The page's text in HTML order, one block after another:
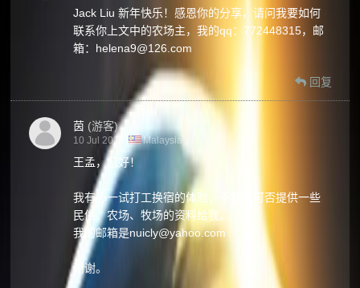
Jack Liu 新年快乐！感恩你的分享，请问我要如何
联系你上文中的农场主，我的qq：772448315，邮
箱：helena9@126.com
回复
茵 (游客)
10 Jul 2015 Malaysia
王孟，您好！
我有心一试打工换宿的体验，不知您可否提供一些
民俗、农场、牧场的资料给我。
我的邮箱是nuicly@yahoo.com
谢谢。